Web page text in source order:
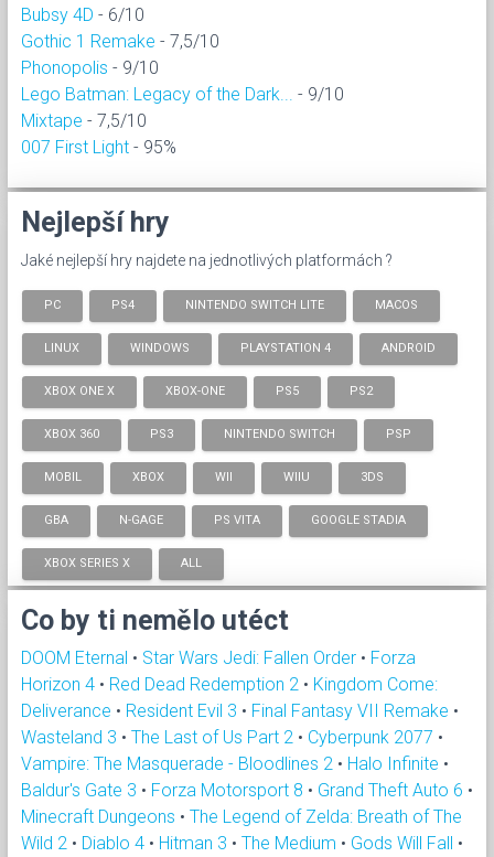
Bubsy 4D - 6/10
Gothic 1 Remake - 7,5/10
Phonopolis - 9/10
Lego Batman: Legacy of the Dark...
- 9/10
Mixtape - 7,5/10
007 First Light - 95%
Nejlepší hry
Jaké nejlepší hry najdete na jednotlivých platformách ?
PC PS4 NINTENDO SWITCH LITE MACOS
LINUX WINDOWS PLAYSTATION 4 ANDROID
XBOX ONE X XBOX-ONE PS5 PS2
XBOX 360 PS3 NINTENDO SWITCH PSP
MOBIL XBOX WII WIIU 3DS
GBA N-GAGE PS VITA GOOGLE STADIA
XBOX SERIES X ALL
Co by ti nemělo utéct
DOOM Eternal • Star Wars Jedi: Fallen Order • Forza
Horizon 4 • Red Dead Redemption 2 • Kingdom Come:
Deliverance • Resident Evil 3 • Final Fantasy VII Remake •
Wasteland 3 • The Last of Us Part 2 • Cyberpunk 2077 •
Vampire: The Masquerade - Bloodlines 2 • Halo Infinite •
Baldur's Gate 3 • Forza Motorsport 8 • Grand Theft Auto 6 •
Minecraft Dungeons • The Legend of Zelda: Breath of The
Wild 2 • Diablo 4 • Hitman 3 • The Medium • Gods Will Fall •